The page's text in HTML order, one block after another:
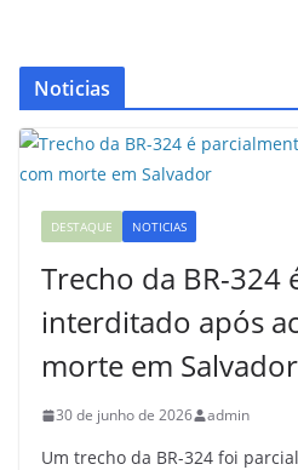
Noticias
DESTAQUE NOTICIAS
Trecho da BR-324
interditado após
morte em Salvador
30 de junho de 2026 admin
Um trecho da BR-324 foi